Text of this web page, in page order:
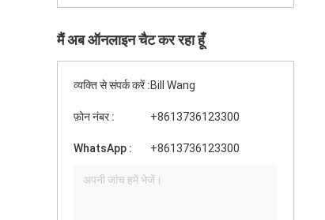
मैं अब ऑनलाइन चैट कर रहा हूँ
व्यक्ति से संपर्क करें :Bill Wang
फ़ोन नंबर : +8613736123300
WhatsApp : +8613736123300